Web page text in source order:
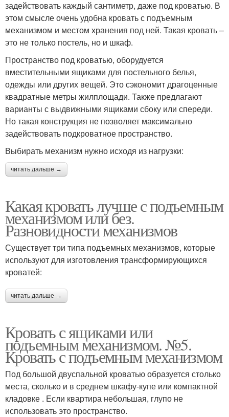
задействовать каждый сантиметр, даже под кроватью. В
этом смысле очень удобна кровать с подъемным
механизмом и местом хранения под ней. Такая кровать –
это не только постель, но и шкаф.
Пространство под кроватью, оборудуется
вместительными ящиками для постельного белья,
одежды или других вещей. Это сэкономит драгоценные
квадратные метры жилплощади. Также предлагают
варианты с выдвижными ящиками сбоку или спереди.
Но такая конструкция не позволяет максимально
задействовать подкроватное пространство.
Выбирать механизм нужно исходя из нагрузки:
читать дальше →
Какая кровать лучше с подъемным
механизмом или без.
Разновидности механизмов
Существует три типа подъемных механизмов, которые
используют для изготовления трансформирующихся
кроватей:
читать дальше →
Кровать с ящиками или
подъемным механизмом. №5.
Кровать с подъемным механизмом
Под большой двуспальной кроватью образуется столько
места, сколько и в среднем шкафу-купе или компактной
кладовке . Если квартира небольшая, глупо не
использовать это пространство.